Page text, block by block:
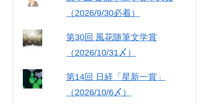
（2026/9/30必着）
第30回 風花随筆文学賞
（2026/10/31〆）
第14回 日経「星新一賞」
（2026/10/6〆）